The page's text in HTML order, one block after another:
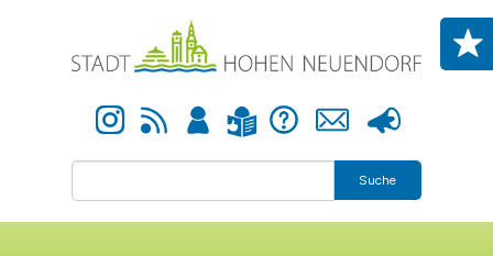
Instagram Newsfeed Anmelden Leichte Sprache Hilfe Kontakt Presse
Suche